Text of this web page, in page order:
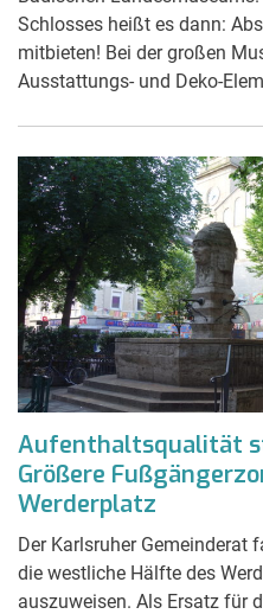
Schlosses heißt es dann:
mitbieten! Bei der großen
Ausstattungs- und Deko-
Aufenthaltsqualität
Größere
Werderplatz
Der Karlsruher Gemeinderat
die westliche Hälfte des
auszuweisen. Als Ersatz für